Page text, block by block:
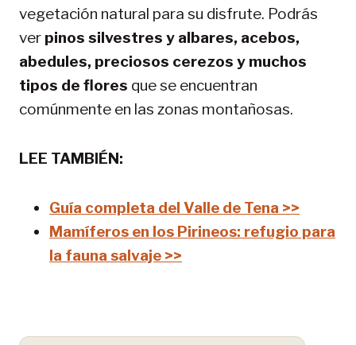
vegetación natural para su disfrute. Podrás
ver pinos silvestres y albares, acebos,
abedules, preciosos cerezos y muchos
tipos de flores que se encuentran
comúnmente en las zonas montañosas.
LEE TAMBIÉN:
Guía completa del Valle de Tena >>
Mamíferos en los Pirineos: refugio para
la fauna salvaje >>